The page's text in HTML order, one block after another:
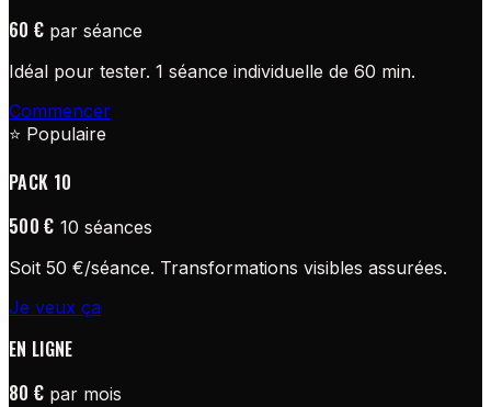
60 € par séance
Idéal pour tester. 1 séance individuelle de 60 min.
Commencer
⭐ Populaire
PACK 10
500 € 10 séances
Soit 50 €/séance. Transformations visibles assurées.
Je veux ça
EN LIGNE
80 € par mois